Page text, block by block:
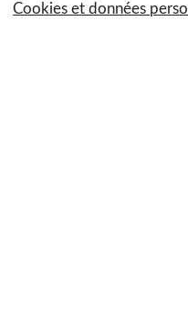
Cookies et données